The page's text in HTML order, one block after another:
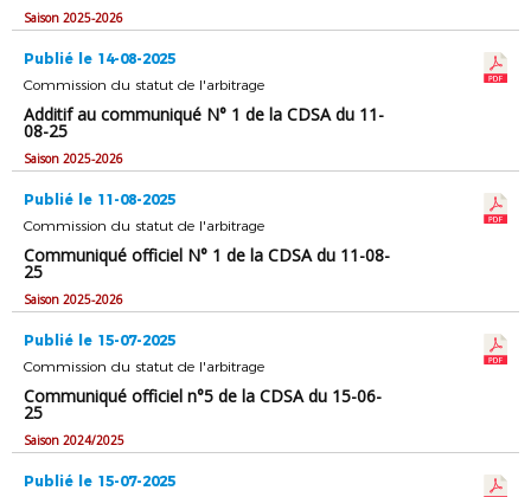
Saison 2025-2026
Publié le 14-08-2025
Commission du statut de l'arbitrage
Additif au communiqué N° 1 de la CDSA du 11-
08-25
Saison 2025-2026
Publié le 11-08-2025
Commission du statut de l'arbitrage
Communiqué officiel N° 1 de la CDSA du 11-08-
25
Saison 2025-2026
Publié le 15-07-2025
Commission du statut de l'arbitrage
Communiqué officiel n°5 de la CDSA du 15-06-
25
Saison 2024/2025
Publié le 15-07-2025